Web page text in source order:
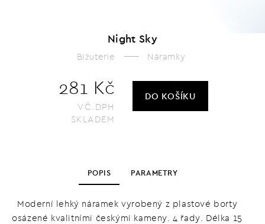
Night Sky
Bižuterie Náramky
281 Kč
VČ.DPH
SKLADEM
DO KOŠÍKU
POPIS PARAMETRY
Moderní lehký náramek vyrobený z plastové borty
osázené kvalitními českými kameny. 4 řady. Délka 15